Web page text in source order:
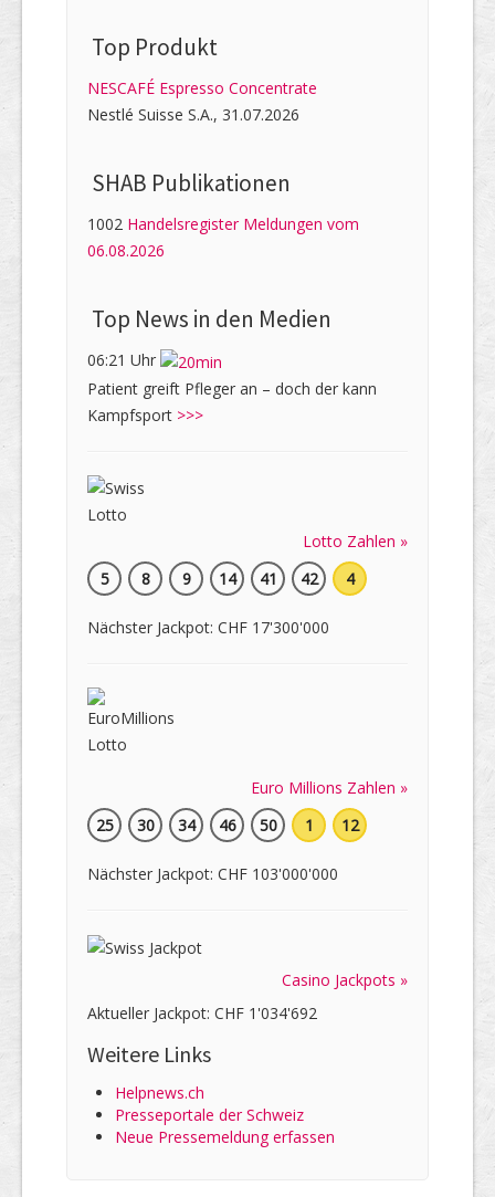
Top Produkt
NESCAFÉ Espresso Concentrate
Nestlé Suisse S.A., 31.07.2026
SHAB Publi­kati­onen
1002 Handelsregister Meldungen vom
06.08.2026
Top News in den Medien
06:21 Uhr
Patient greift Pfleger an – doch der kann
Kampfsport >>>
Lotto Zahlen »
5
8 9 14 41 42 4
Nächster Jackpot: CHF 17'300'000
Euro Millions Zahlen »
25
30 34 46 50 1 12
Nächster Jackpot: CHF 103'000'000
Casino Jackpots »
Aktueller Jackpot: CHF 1'034'692
Weitere Links
Helpnews.ch
Presseportale der Schweiz
Neue Pressemeldung erfassen